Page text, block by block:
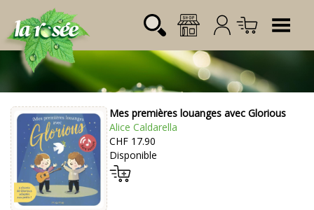
Login:
Mot de passe:
Désignation Référence Quantité
Mes premières louanges avec Glorious
Alice Caldarella
CHF 17.90
Disponible